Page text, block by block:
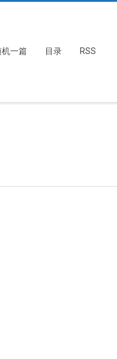
机一篇 目录 RSS